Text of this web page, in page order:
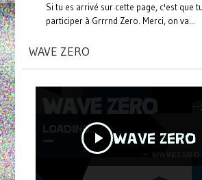
Si tu es arrivé sur cette page, c'est que
participer à Grrrnd Zero. Merci, on va...
WAVE ZERO